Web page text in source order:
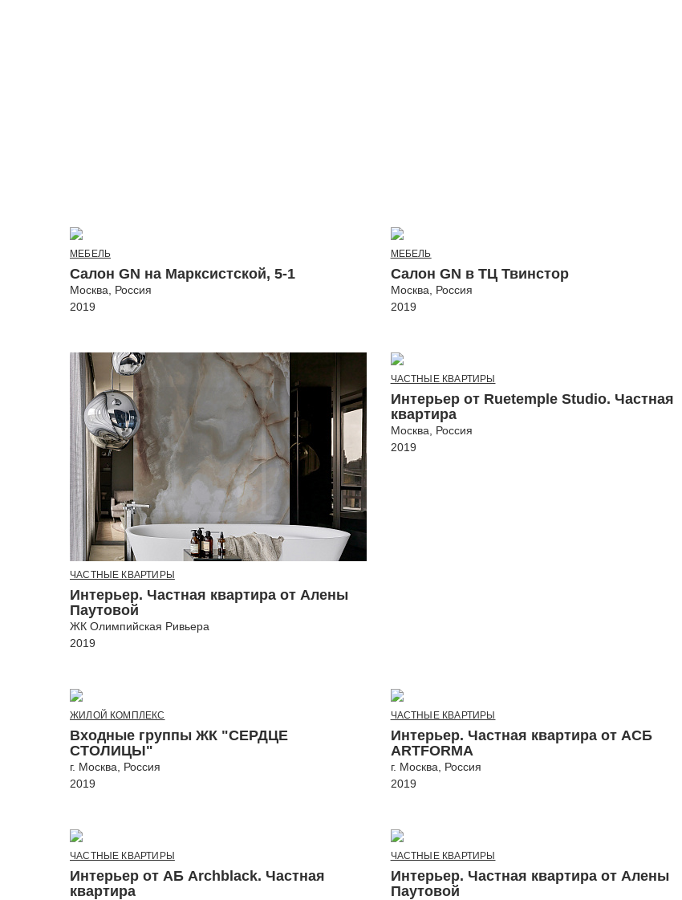
МЕБЕЛЬ
Салон GN на Марксистской, 5-1
Москва, Россия
2019
МЕБЕЛЬ
Салон GN в ТЦ Твинстор
Москва, Россия
2019
ЧАСТНЫЕ КВАРТИРЫ
Интерьер. Частная квартира от Алены
Паутовой
ЖК Олимпийская Ривьера
2019
ЧАСТНЫЕ КВАРТИРЫ
Интерьер от Ruetemple Studio. Частная
квартира
Москва, Россия
2019
ЖИЛОЙ КОМПЛЕКС
Входные группы ЖК "СЕРДЦЕ
СТОЛИЦЫ"
г. Москва, Россия
2019
ЧАСТНЫЕ КВАРТИРЫ
Интерьер. Частная квартира от АСБ
ARTFORMA
г. Москва, Россия
2019
ЧАСТНЫЕ КВАРТИРЫ
Интерьер от АБ Archblack. Частная
квартира
ЧАСТНЫЕ КВАРТИРЫ
Интерьер. Частная квартира от Алены
Паутовой